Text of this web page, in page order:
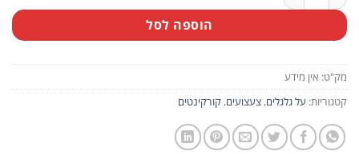
הוספה לסל
מק"ט: אין מידע
קטגוריות: על גלגלים, צעצועים, קורקינטים